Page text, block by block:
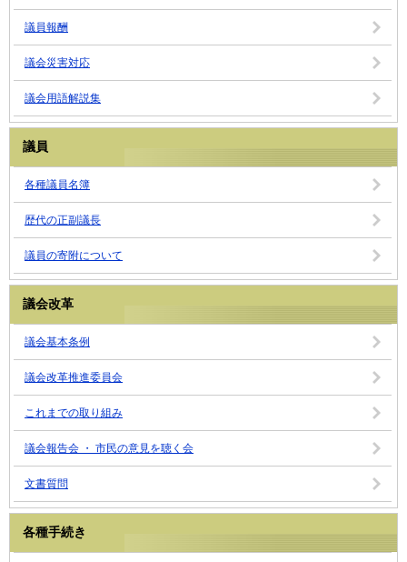
議員報酬
議会災害対応
議会用語解説集
議員
各種議員名簿
歴代の正副議長
議員の寄附について
議会改革
議会基本条例
議会改革推進委員会
これまでの取り組み
議会報告会 ・ 市民の意見を聴く会
文書質問
各種手続き